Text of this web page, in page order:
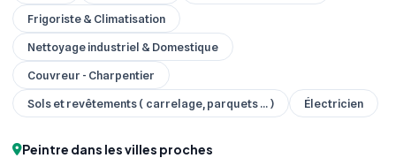
Frigoriste & Climatisation
Nettoyage industriel & Domestique
Couvreur - Charpentier
Sols et revêtements ( carrelage, parquets ... )
Électricien
Peintre dans les villes proches